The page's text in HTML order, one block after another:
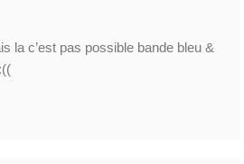
la c’est pas possible bande bleu &